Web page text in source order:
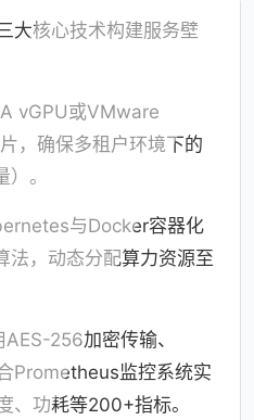
大核心技术构建服务壁
vGPU或VMware
，确保多租户环境下的
。
与Docker容器化
法，动态分配算力资源至
AES-256加密传输、
Prometheus监控系统实
、功耗等200+指标。